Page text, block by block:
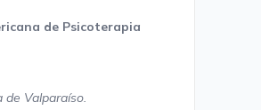
de Psicoterapia
de Valparaíso.